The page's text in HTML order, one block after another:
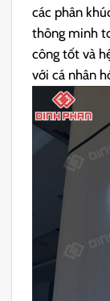
các phân
thông minh
công tốt và
với cá nhân